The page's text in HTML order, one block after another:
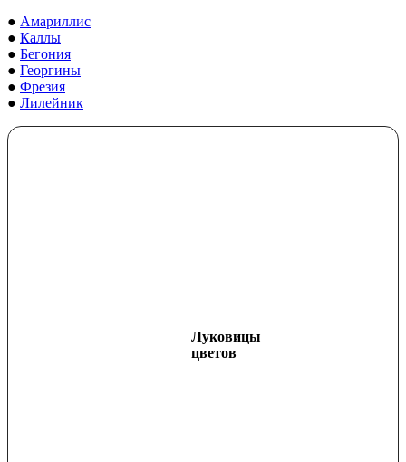
● Амариллис
● Каллы
● Бегония
● Георгины
● Фрезия
● Лилейник
Луковицы
цветов